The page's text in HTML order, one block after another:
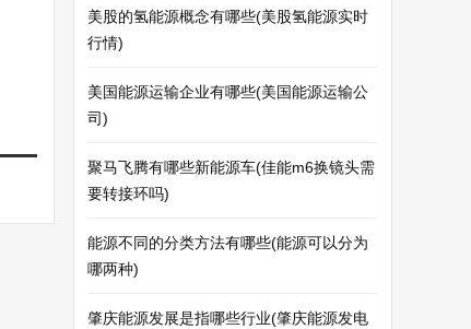
美股的氢能源概念有哪些(美股氢能源实时
行情)
美国能源运输企业有哪些(美国能源运输公
司)
聚马飞腾有哪些新能源车(佳能m6换镜头需
要转接环吗)
能源不同的分类方法有哪些(能源可以分为
哪两种)
肇庆能源发展是指哪些行业(肇庆能源发电